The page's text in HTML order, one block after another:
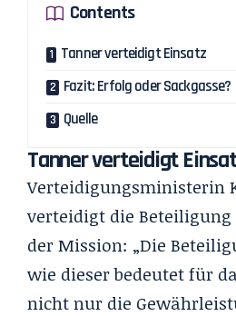
Contents
Tanner verteidigt Einsatz
Fazit: Erfolg oder Sackgasse?
Quelle
Tanner verteidigt
Verteidigungsministerin
verteidigt die Beteiligung
der Mission: „Die
wie dieser bedeutet für
nicht nur die